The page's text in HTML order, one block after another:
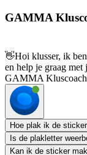
GAMMA
👋Hoi klusser, ik
en help je graag met
GAMMA
Hoe plak ik de
Is de plakletter
Kan ik de sticker